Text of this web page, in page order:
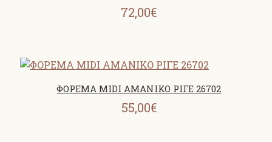
72,00€
ΦΟΡΕΜΑ MIDI ΑΜΑΝΙΚΟ ΡΙΓΕ 26702
55,00€